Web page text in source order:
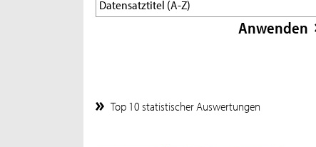
Top 10 statistischer Auswertungen